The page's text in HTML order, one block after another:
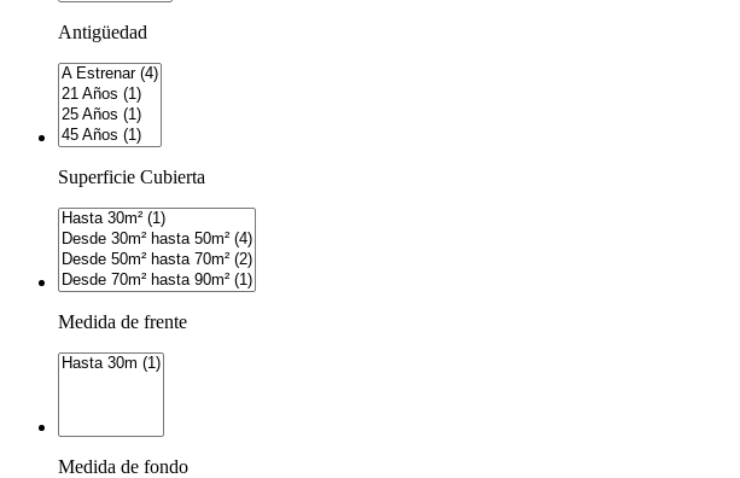
Antigüedad
Superficie Cubierta
Medida de frente
Medida de fondo